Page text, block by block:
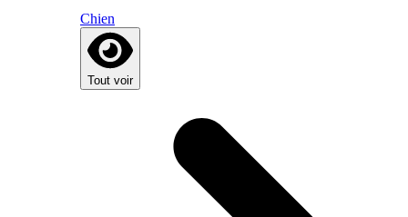
Chien
Tout voir